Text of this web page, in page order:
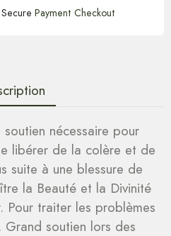
Secure Payment Checkout
nécessaire pour
libérer de la colère et de
suite à une blessure de
la Beauté et la Divinité
Pour traiter les problèmes
Grand soutien lors des